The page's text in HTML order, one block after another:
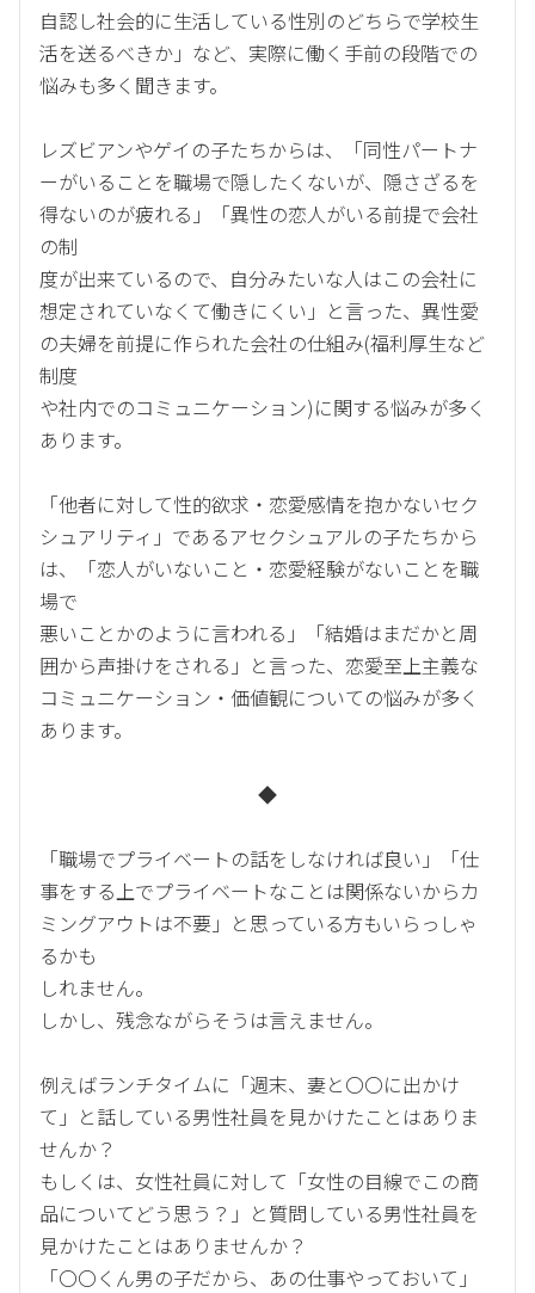
自認し社会的に生活している性別のどちらで学校生
活を送るべきか」など、実際に働く手前の段階での
悩みも多く聞きます。
レズビアンやゲイの子たちからは、「同性パートナ
ーがいることを職場で隠したくないが、隠さざるを
得ないのが疲れる」「異性の恋人がいる前提で会社
の制
度が出来ているので、自分みたいな人はこの会社に
想定されていなくて働きにくい」と言った、異性愛
の夫婦を前提に作られた会社の仕組み(福利厚生など
制度
や社内でのコミュニケーション)に関する悩みが多く
あります。
「他者に対して性的欲求・恋愛感情を抱かないセク
シュアリティ」であるアセクシュアルの子たちから
は、「恋人がいないこと・恋愛経験がないことを職
場で
悪いことかのように言われる」「結婚はまだかと周
囲から声掛けをされる」と言った、恋愛至上主義な
コミュニケーション・価値観についての悩みが多く
あります。
◆
「職場でプライベートの話をしなければ良い」「仕
事をする上でプライベートなことは関係ないからカ
ミングアウトは不要」と思っている方もいらっしゃ
るかも
しれません。
しかし、残念ながらそうは言えません。
例えばランチタイムに「週末、妻と〇〇に出かけ
て」と話している男性社員を見かけたことはありま
せんか？
もしくは、女性社員に対して「女性の目線でこの商
品についてどう思う？」と質問している男性社員を
見かけたことはありませんか？
「〇〇くん男の子だから、あの仕事やっておいて」